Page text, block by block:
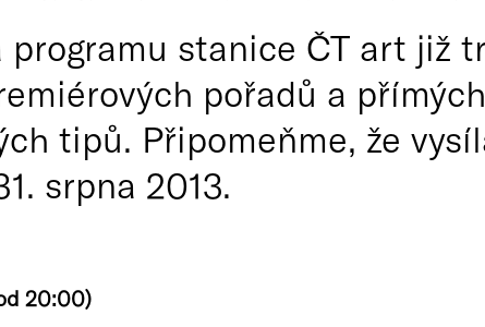
stanice ČT art již
pořadů a
tipů. Připomeňme, že
srpna 2013.
20:00)